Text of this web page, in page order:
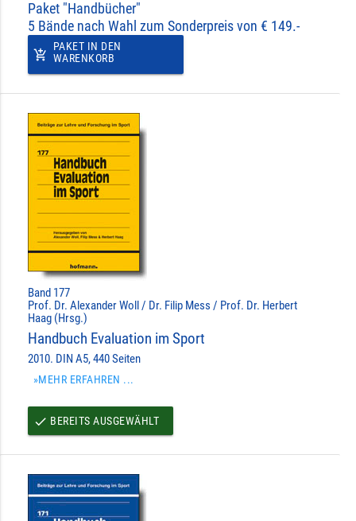
Paket "Handbücher"
5 Bände nach Wahl zum Sonderpreis von € 149.-
add_shopping_cart
PAKET IN DEN
WARENKORB
Band 177
Prof. Dr. Alexander Woll / Dr. Filip Mess / Prof. Dr. Herbert
Haag (Hrsg.)
Handbuch Evaluation im Sport
2010. DIN A5, 440 Seiten
»MEHR ERFAHREN ...
done BEREITS AUSGEWÄHLT